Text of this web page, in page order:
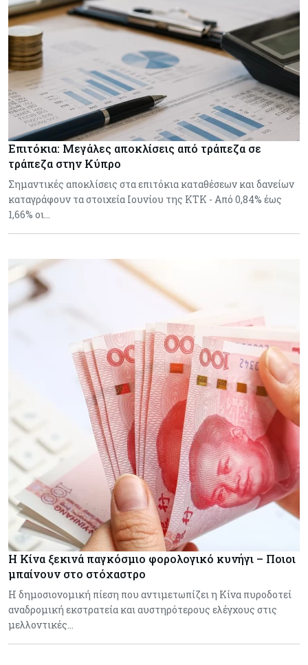
Επιτόκια: Μεγάλες αποκλίσεις από τράπεζα σε
τράπεζα στην Κύπρο
Σημαντικές αποκλίσεις στα επιτόκια καταθέσεων και δανείων
καταγράφουν τα στοιχεία Ιουνίου της ΚΤΚ - Από 0,84% έως
1,66% οι…
Η Κίνα ξεκινά παγκόσμιο φορολογικό κυνήγι – Ποιοι
μπαίνουν στο στόχαστρο
Η δημοσιονομική πίεση που αντιμετωπίζει η Κίνα πυροδοτεί
αναδρομική εκστρατεία και αυστηρότερους ελέγχους στις
μελλοντικές…